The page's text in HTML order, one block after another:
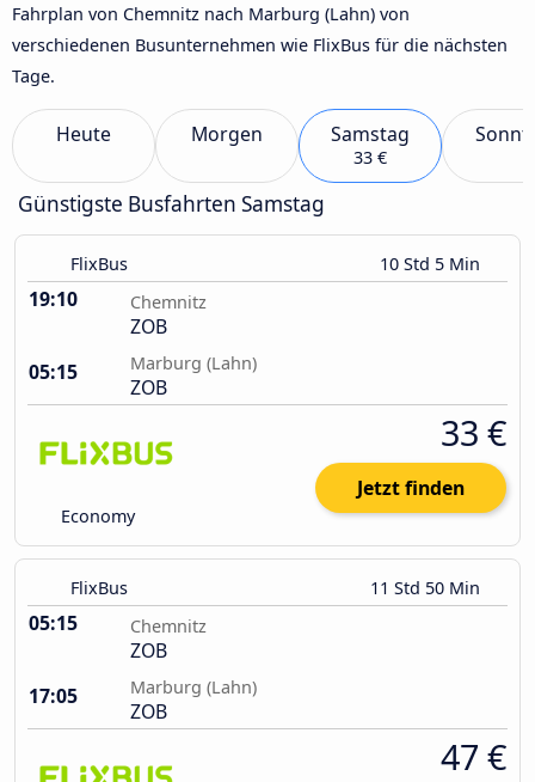
Fahrplan von Chemnitz nach Marburg (Lahn) von
verschiedenen Busunternehmen wie FlixBus für die nächsten
Tage.
Heute Morgen Samstag
33 €
Günstigste Busfahrten Samstag
FlixBus 10 Std 5 Min
19:10 Chemnitz
ZOB
05:15
Marburg (Lahn)
ZOB
Economy
33 €
Jetzt finden
FlixBus 11 Std 50 Min
05:15 Chemnitz
ZOB
17:05
Marburg (Lahn)
ZOB
47 €